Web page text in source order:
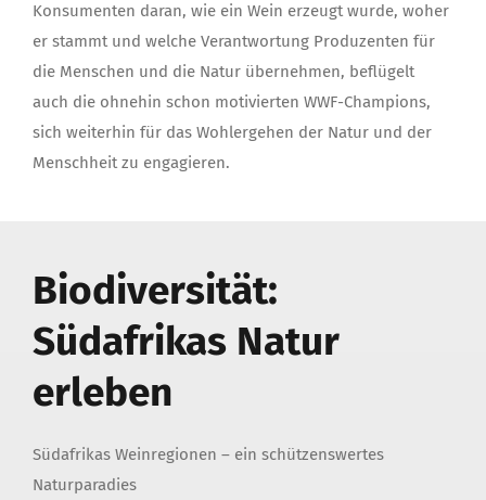
Konsumenten daran, wie ein Wein erzeugt wurde, woher
er stammt und welche Verantwortung Produzenten für
die Menschen und die Natur übernehmen, beflügelt
auch die ohnehin schon motivierten WWF-Champions,
sich weiterhin für das Wohlergehen der Natur und der
Menschheit zu engagieren.
Biodiversität:
Südafrikas Natur
erleben
Südafrikas Weinregionen – ein schützenswertes
Naturparadies